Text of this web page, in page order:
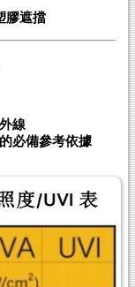
膠遮擋
線
必備參考依據